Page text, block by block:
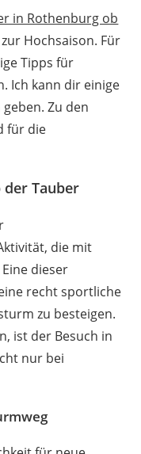
in Rothenburg ob
Hochsaison. Für
Tipps für
Ich kann dir einige
Zu den
für die
Tauber
die mit
dieser
recht sportliche
zu besteigen.
ist der Besuch in
nur bei